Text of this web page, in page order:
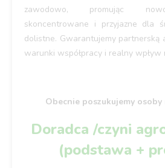
zawodowo, promując
skoncentrowane i przyjazne dla
dolistne. Gwarantujemy partnerską
warunki współpracy i realny wpływ
Obecnie poszukujemy
Doradca /czyni
(podstawa +